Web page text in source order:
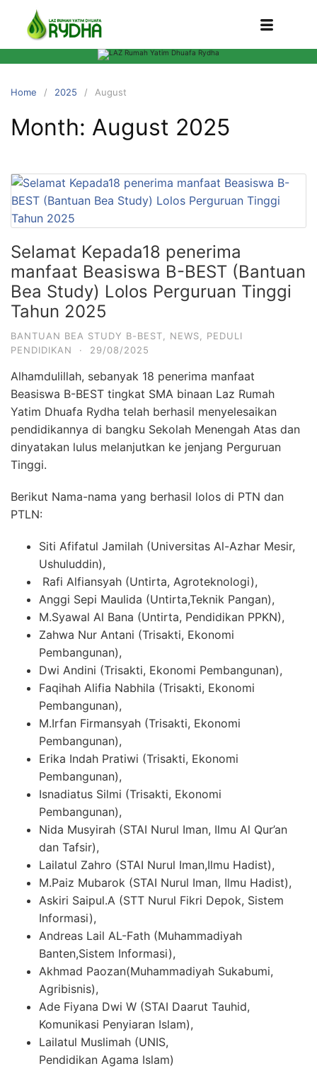
Home 2025 August
Month: August 2025
Selamat Kepada18 penerima
manfaat Beasiswa B-BEST (Bantuan
Bea Study) Lolos Perguruan Tinggi
Tahun 2025
BANTUAN BEA STUDY B-BEST NEWS
PEDULI
PENDIDIKAN
· 29/08/2025
Alhamdulillah, sebanyak 18 penerima manfaat
Beasiswa B-BEST tingkat SMA binaan Laz Rumah
Yatim Dhuafa Rydha telah berhasil menyelesaikan
pendidikannya di bangku Sekolah Menengah Atas dan
dinyatakan lulus melanjutkan ke jenjang Perguruan
Tinggi.
Berikut Nama-nama yang berhasil lolos di PTN dan
PTLN:
Siti Afifatul Jamilah (Universitas Al-Azhar Mesir,
Ushuluddin),
Rafi Alfiansyah (Untirta, Agroteknologi),
Anggi Sepi Maulida (Untirta,Teknik Pangan),
M.Syawal Al Bana (Untirta, Pendidikan PPKN),
Zahwa Nur Antani (Trisakti, Ekonomi
Pembangunan),
Dwi Andini (Trisakti, Ekonomi Pembangunan),
Faqihah Alifia Nabhila (Trisakti, Ekonomi
Pembangunan),
M.Irfan Firmansyah (Trisakti, Ekonomi
Pembangunan),
Erika Indah Pratiwi (Trisakti, Ekonomi
Pembangunan),
Isnadiatus Silmi (Trisakti, Ekonomi
Pembangunan),
Nida Musyirah (STAI Nurul Iman, Ilmu Al Qur’an
dan Tafsir),
Lailatul Zahro (STAI Nurul Iman,Ilmu Hadist),
M.Paiz Mubarok (STAI Nurul Iman, Ilmu Hadist),
Askiri Saipul.A (STT Nurul Fikri Depok, Sistem
Informasi),
Andreas Lail AL-Fath (Muhammadiyah
Banten,Sistem Informasi),
Akhmad Paozan(Muhammadiyah Sukabumi,
Agribisnis),
Ade Fiyana Dwi W (STAI Daarut Tauhid,
Komunikasi Penyiaran Islam),
Lailatul Muslimah (UNIS,
Pendidikan Agama Islam)